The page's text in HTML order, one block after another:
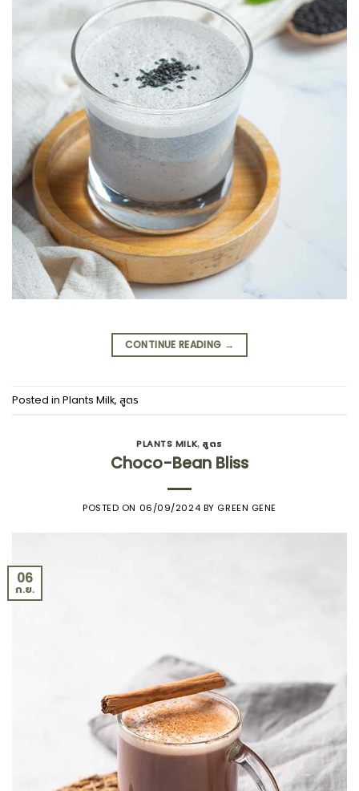
CONTINUE READING →
Posted in Plants Milk, สูตร
PLANTS MILK, สูตร
Choco-Bean Bliss
POSTED ON 06/09/2024 BY GREEN GENE
06
ก.ย.